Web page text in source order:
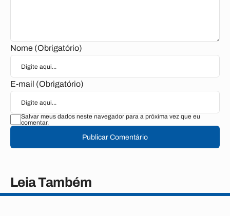
Nome (Obrigatório)
E-mail (Obrigatório)
Salvar meus dados neste navegador para a próxima vez que eu
comentar.
Publicar Comentário
Leia Também